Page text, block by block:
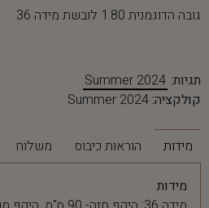
גובה הדוגמנית 1.80 לובשת מידה 36
תגיות: Summer 2024
קולקציה: Summer 2024
מידות הוראות כיבוס משלוח
מידות